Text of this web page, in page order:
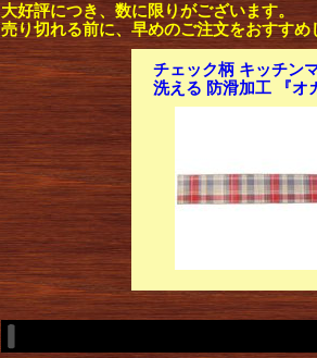
大好評につき、数に限りがございます。
売り切れる前に、早めのご注文をおすすめ
チェック柄 キッチン
洗える 防滑加工 『オ